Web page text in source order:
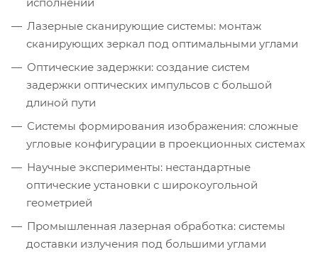
Лазерные сканирующие системы: монтаж
сканирующих зеркал под оптимальными углами
Оптические задержки: создание систем
задержки оптических импульсов с большой
длиной пути
Системы формирования изображения: сложные
угловые конфигурации в проекционных системах
Научные эксперименты: нестандартные
оптические установки с широкоугольной
геометрией
Промышленная лазерная обработка: системы
доставки излучения под большими углами